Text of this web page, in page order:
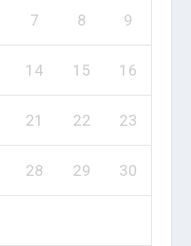
7 8 9
14 15 16
21 22 23
28 29 30